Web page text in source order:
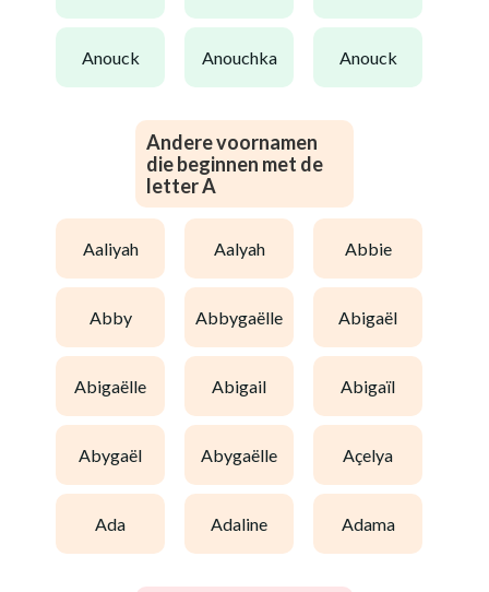
anouck anouchka anouck
Andere voornamen
die beginnen met de
letter A
aaliyah aalyah abbie
abby abbygaëlle abigaël
abigaëlle abigail abigaïl
abygaël abygaëlle açelya
ada adaline adama